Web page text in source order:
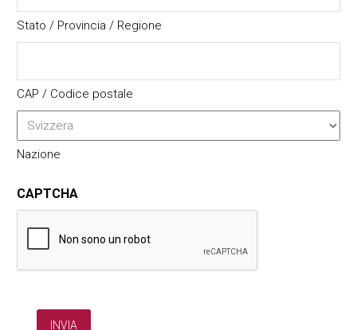
Stato / Provincia / Regione
CAP / Codice postale
Nazione
CAPTCHA